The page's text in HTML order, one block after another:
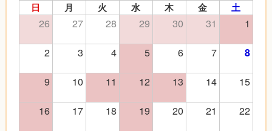
日 月 火 水 木 金 土
26 27 28 29 30 31
1
2
3 4 5 6 7 8
9 10 11 12 13 14
15
16
17 18 19 20 21
22